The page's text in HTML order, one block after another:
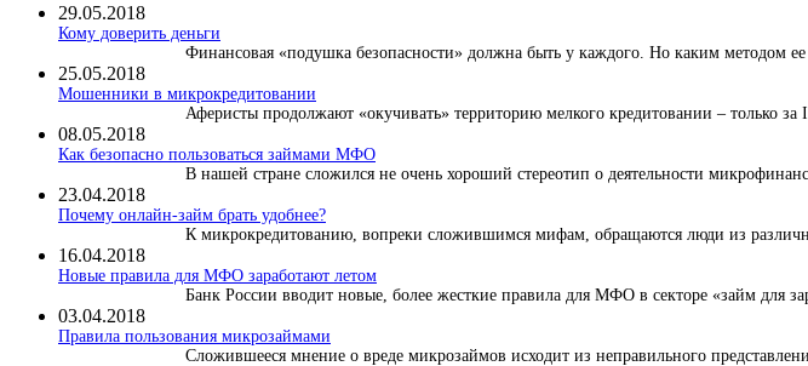
29.05.2018
Кому доверить деньги
Финансовая «подушка безопасности» должна быть у каждого. Но каким методом ее
25.05.2018
Мошенники в микрокредитовании
Аферисты продолжают «окучивать» территорию мелкого кредитовании – только
08.05.2018
Как безопасно пользоваться займами МФО
В нашей стране сложился не очень хороший стереотип о деятельности
23.04.2018
Почему онлайн-займ брать удобнее?
К микрокредитованию, вопреки сложившимся мифам, обращаются люди из
16.04.2018
Новые правила для МФО заработают летом
Банк России вводит новые, более жесткие правила для МФО в секторе «займ для
03.04.2018
​Правила пользования микрозаймами
Сложившееся мнение о вреде микрозаймов исходит из неправильного